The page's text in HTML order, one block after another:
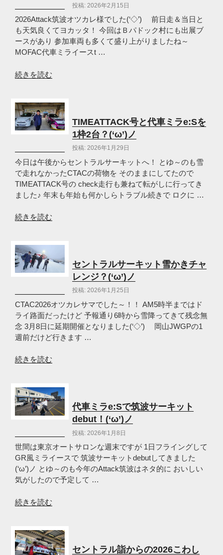
の
テ
ス
ト
し
き
ノ”
の
投稿: 2026年2月15日
2026Attack筑波オツカレ様でした(‘◇’)ゞ 前日走＆当日と
も天気良くてヨカッタ！ 今回はＢパドック村にも出展ブ
ースがあり 参加車両も多くて盛り上がりましたね～
MOFAC代車ミライースt …
“Attack
な
2
日
楽
し
ん
で
き
し
ノ”
の
続きを読む
TIMEATTACK号と代車ミラe:Sを
1枠2台？(‘ω’)ノ
投稿: 2026年1月29日
今日は午後からセントラルサーキットへ！ とゆ～のも雪
で走れなかったCTACの荷物を そのままにしてたので
TIMEATTACK号の check走行も兼ねて転がしに行ってき
ました♪ 年末も年始も何かしらトラブル続きで ロクに …
“TIMEATTACK
代
車
ミ
e:S
を
1
枠
2
(‘ω’)
続きを読む
セントラルサーキット雪かきチャ
レンジ？(‘ω’)ノ
投稿: 2026年1月25日
CTAC2026オツカレサマでした～！！ AM5時半まではド
ライ路面だったけど 予報通り6時から雪降ってきて残念無
念 3月8日に延期開催となりました(‘◇’)ゞ 岡山JWGPの1
週前だけど行きます …
“セ
ラ
ル
サ
キ
ッ
ト
雪
か
チ
ン
ジ？
続きを読む
代車ミラe:Sで筑波サーキット
debut！(‘ω’)ノ
投稿: 2026年1月8日
世間は東京オートサロンな週末ですが 1日フライングして
GR風ミライースで 筑波サーキットdebutしてきました
(‘ω’)ノ とゆ～のも今年のAttack筑波はネタ的に おいしい
気がしたので予定して …
“代
ラ
e:S
続きを読む
セントラル詣からの2026こわし